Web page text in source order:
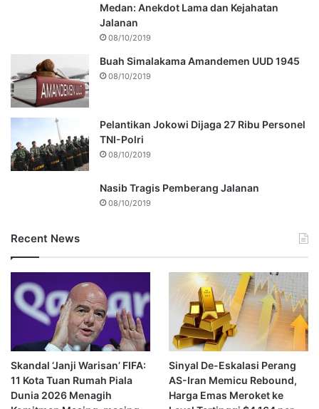
Medan: Anekdot Lama dan Kejahatan
Jalanan
08/10/2019
Buah Simalakama Amandemen UUD 1945
08/10/2019
Pelantikan Jokowi Dijaga 27 Ribu Personel
TNI-Polri
08/10/2019
Nasib Tragis Pemberang Jalanan
08/10/2019
Recent News
Skandal ‘Janji Warisan’ FIFA:
11 Kota Tuan Rumah Piala
Dunia 2026 Menagih
Sinyal De-Eskalasi Perang
AS-Iran Memicu Rebound,
Harga Emas Meroket ke